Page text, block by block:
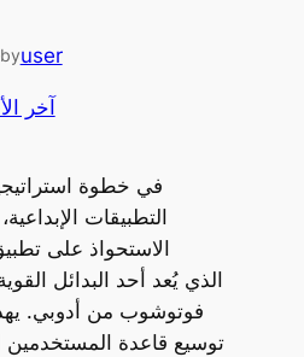
byuser
آخر
في خطوة
التطبيقات
الاستحواذ على
فوتوشوب من أدوبي.
توسيع قاعدة المستخدمين